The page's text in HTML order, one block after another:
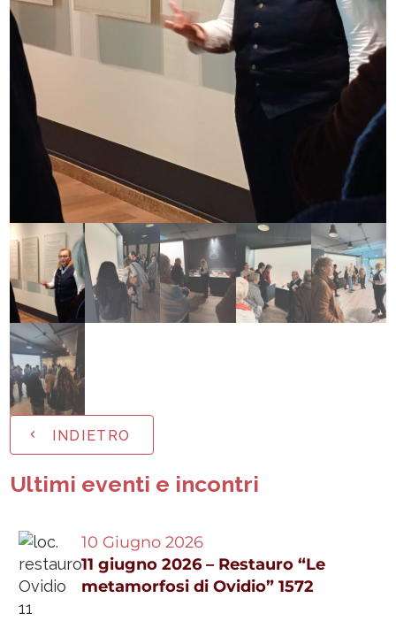
INDIETRO
Ultimi eventi e incontri
10 Giugno 2026
11 giugno 2026 – Restauro “Le
metamorfosi di Ovidio” 1572